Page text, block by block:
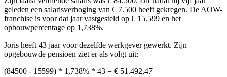
geleden een salarisverhoging van € 7.500 heeft gekregen. De AOW-
franchise is voor dat jaar vastgesteld op € 15.599 en het
opbouwpercentage op 1,738%.
Joris heeft 43 jaar voor dezelfde werkgever gewerkt. Zijn
opgebouwde pensioen ziet er als volgt uit:
(84500 - 15599) * 1,738% * 43 = € 51.492,47